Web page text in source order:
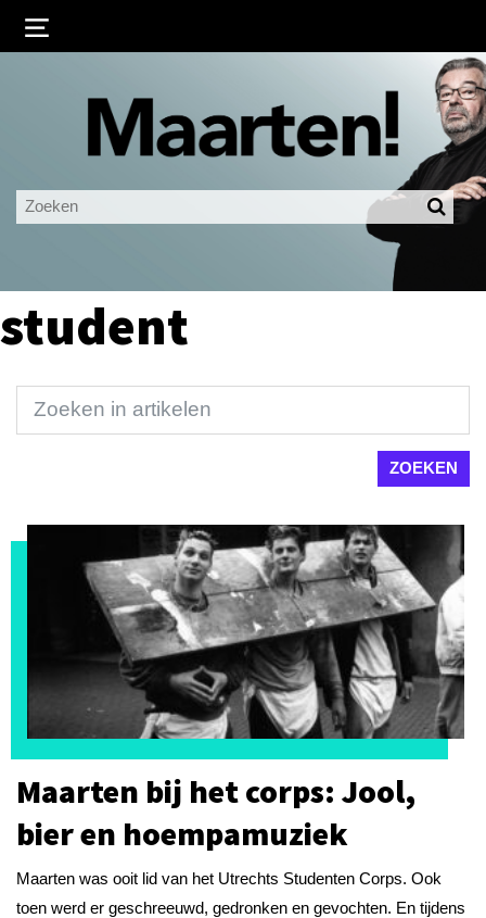
Ingelogd blijven
LOGIN
student
Maarten bij het corps: Jool,
bier en hoempamuziek
Maarten was ooit lid van het Utrechts Studenten Corps. Ook
toen werd er geschreeuwd, gedronken en gevochten. En tijdens